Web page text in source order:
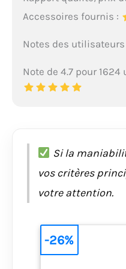
Accessoires fournis :
Notes des utilisateurs
Note de 4.7 pour
Si la
vos critères
votre attention.
-26%